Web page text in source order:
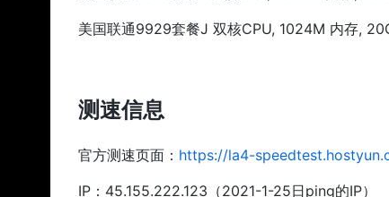
美国联通9929套餐J 双核CPU, 1024M 内存,
测速信息
官方测速页面： https://la4-
IP：45.155.222.123（2021-1-25日ping的IP）